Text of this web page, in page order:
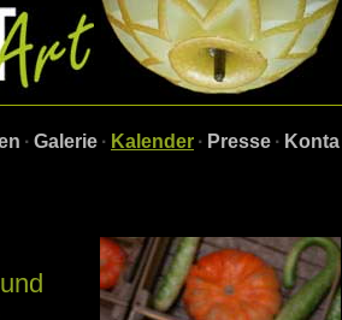
· Galerie · Kalender · Presse · Konta